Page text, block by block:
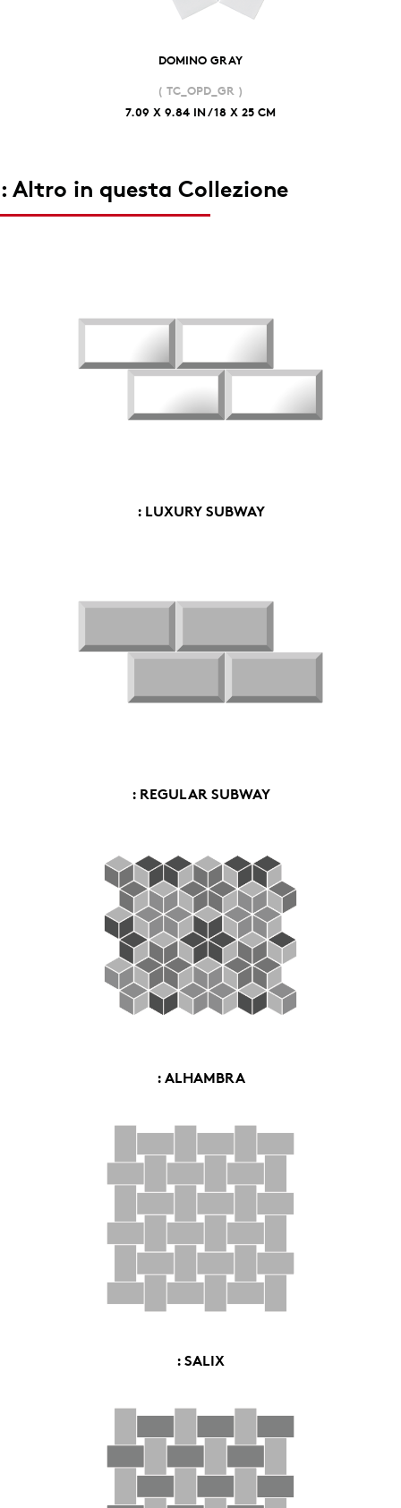
DOMINO GRAY
( TC_OPD_GR )
7.09 X 9.84 IN / 18 X 25 CM
: Altro in questa Collezione
: LUXURY SUBWAY
: REGULAR SUBWAY
: ALHAMBRA
: SALIX